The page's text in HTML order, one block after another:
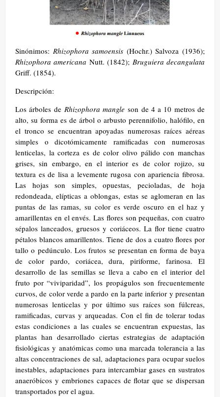
Sinónimos: Rhizophora samoensis (Hochr.) Salvoza (1936);
Rhizophora americana Nutt. (1842); Bruguiera decangulata
Griff. (1854).
Descripción:
Los árboles de Rhizophora mangle son de 4 a 10 metros de
alto, su forma es de árbol o arbusto perennifolio, halófilo, en
el tronco se encuentran apoyadas numerosas raíces aéreas
simples o dicotómicamente ramificadas con numerosas
lenticelas, la corteza es de color olivo pálido con manchas
grises, sin embargo, en el interior es de color rojizo, su
textura es de lisa a levemente rugosa con apariencia fibrosa.
Las hojas son simples, opuestas, pecioladas, de hoja
redondeada, elípticas a oblongas, estas se aglomeran en las
puntas de las ramas, su color es verde oscuro en el haz y
amarillentas en el envés. Las flores son pequeñas, con cuatro
sépalos lanceados, gruesos y coriáceos. La flor tiene cuatro
pétalos blancos amarillentos. Tiene de dos a cuatro flores por
tallo o pedúnculo. Los frutos se presentan en forma de baya
de color pardo, coriácea, dura, piriforme, farinosa. El
desarrollo de las semillas se lleva a cabo en el interior del
fruto por “viviparidad”, los propágulos son frecuentemente
curvos, de color verde a pardo en la parte inferior y presentan
numerosas lenticelas y por último sus raíces son fúlcreas,
ramificadas, curvas y arqueadas. Con el fin de tolerar todas
estas condiciones a las cuales se encuentran expuestas, las
plantas han desarrollado ciertas estrategias de adaptación
fisiológicas y anatómicas como una marcada tolerancia a las
altas concentraciones de sal, adaptaciones para ocupar suelos
inestables, adaptaciones para intercambiar gases en sustratos
anaeróbicos y embriones capaces de flotar que se dispersan
transportados por el agua.